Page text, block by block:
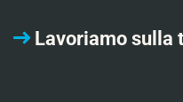
Lavoriamo sulla